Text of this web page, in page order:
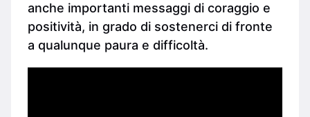
anche importanti messaggi di coraggio e
positività, in grado di sostenerci di fronte
a qualunque paura e difficoltà.